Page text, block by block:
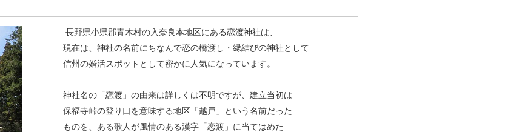
長野県小県郡青木村の入奈良本地区にある恋渡神社は、
現在は、神社の名前にちなんで恋の橋渡し・縁結びの神社として
信州の婚活スポットとして密かに人気になっています。
神社名の「恋渡」の由来は詳しくは不明ですが、建立当初は
保福寺峠の登り口を意味する地区「越戸」という名前だった
ものを、ある歌人が風情のある漢字「恋渡」に当てはめた